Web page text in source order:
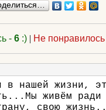
- 6:)| Не
в нашей жизни,
живём
свою